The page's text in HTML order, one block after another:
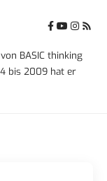
BASIC thinking
bis 2009 hat er